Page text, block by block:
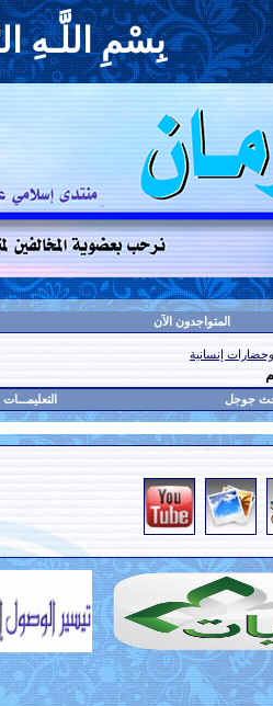
بِسْمِ اللَّـهِ
المتواجدون الآن
وحضارات إنسانية
جوجل التعليمـــات